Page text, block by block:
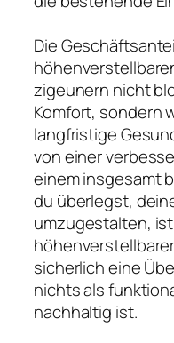
Die
zigeunern nicht
Komfort, sondern
langfristige
von einer
einem insgesamt
du überlegst,
umzugestalten,
sicherlich eine
nichts als
nachhaltig ist.